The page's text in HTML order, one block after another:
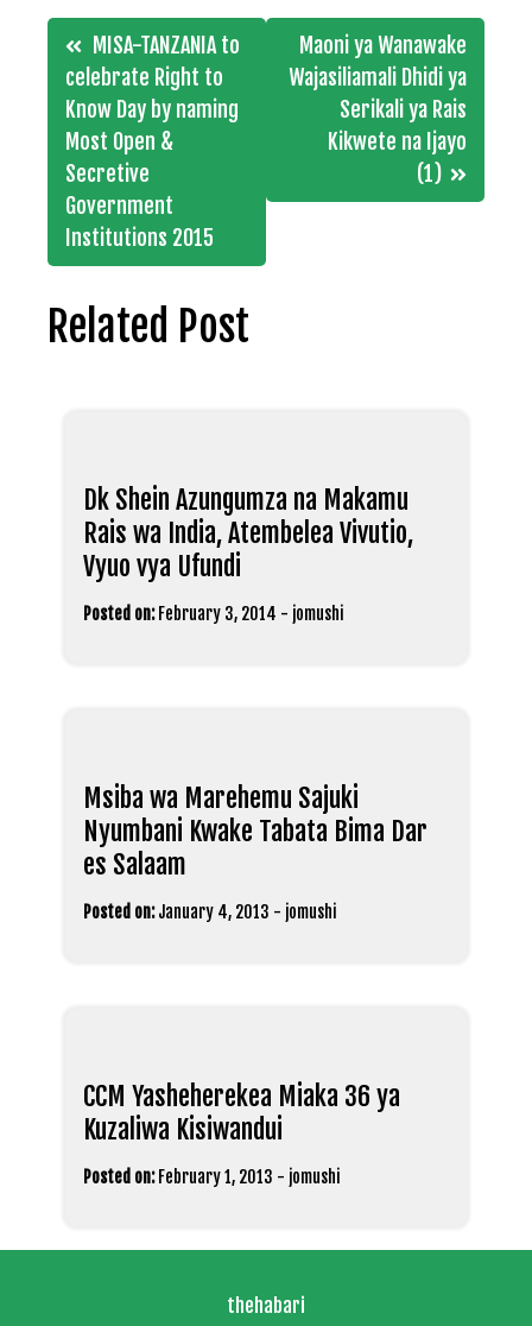
Post
navigation
MISA-TANZANIA to
celebrate Right to
Know Day by naming
Most Open &
Secretive
Government
Institutions 2015
Maoni ya Wanawake
Wajasiliamali Dhidi ya
Serikali ya Rais
Kikwete na Ijayo
(1)
Related Post
Dk Shein Azungumza na Makamu
Rais wa India, Atembelea Vivutio,
Vyuo vya Ufundi
Posted on: February 3, 2014 - jomushi
Msiba wa Marehemu Sajuki
Nyumbani Kwake Tabata Bima Dar
es Salaam
Posted on: January 4, 2013 - jomushi
CCM Yasheherekea Miaka 36 ya
Kuzaliwa Kisiwandui
Posted on: February 1, 2013 - jomushi
thehabari